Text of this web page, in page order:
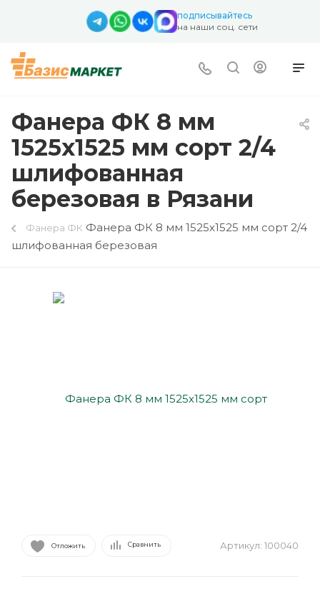
подписывайтесь
на наши соц. сети
Фанера ФК 8 мм
1525х1525 мм сорт 2/4
шлифованная
березовая в Рязани
Фанера ФК Фанера ФК 8 мм 1525х1525 мм сорт 2/4
шлифованная березовая
Отложить Сравнить Артикул: 100040